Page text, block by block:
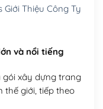
Thiệu Công Ty
và nổi tiếng
gói xây dựng trang
thế giới, tiếp theo